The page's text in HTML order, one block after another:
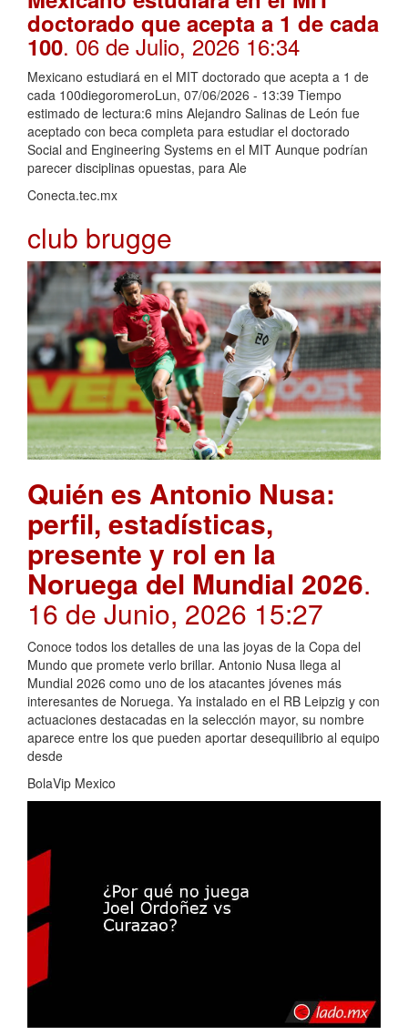
Mexicano estudiará en el MIT
doctorado que acepta a 1 de cada
100. 06 de Julio, 2026 16:34
Mexicano estudiará en el MIT doctorado que acepta a 1 de
cada 100diegoromeroLun, 07/06/2026 - 13:39 Tiempo
estimado de lectura:6 mins Alejandro Salinas de León fue
aceptado con beca completa para estudiar el doctorado
Social and Engineering Systems en el MIT Aunque podrían
club brugge
Quién es Antonio Nusa:
perfil, estadísticas,
presente y rol en la
Noruega del Mundial 2026.
16 de Junio, 2026 15:27
Conoce todos los detalles de una las joyas de la Copa del
Mundo que promete verlo brillar. Antonio Nusa llega al
Mundial 2026 como uno de los atacantes jóvenes más
interesantes de Noruega. Ya instalado en el RB Leipzig y con
actuaciones destacadas en la selección mayor, su nombre
aparece entre los que pueden aportar desequilibrio al equipo
BolaVip Mexico